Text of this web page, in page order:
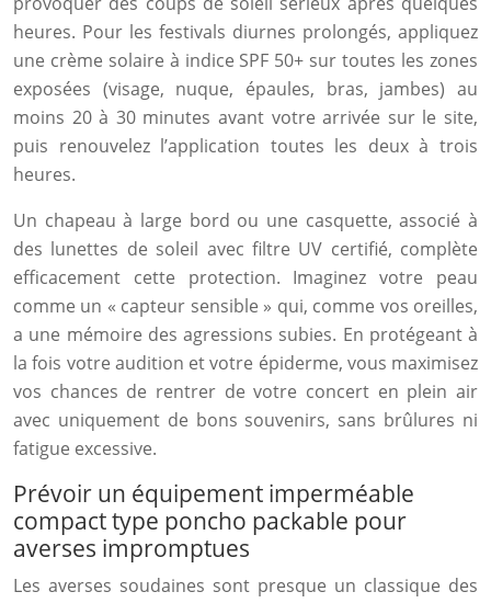
heures. Pour les festivals diurnes prolongés, appliquez
une crème solaire à indice SPF 50+ sur toutes les zones
exposées (visage, nuque, épaules, bras, jambes) au
moins 20 à 30 minutes avant votre arrivée sur le site,
puis renouvelez l’application toutes les deux à trois
heures.
Un chapeau à large bord ou une casquette, associé à
des lunettes de soleil avec filtre UV certifié, complète
efficacement cette protection. Imaginez votre peau
comme un « capteur sensible » qui, comme vos oreilles,
a une mémoire des agressions subies. En protégeant à
la fois votre audition et votre épiderme, vous maximisez
vos chances de rentrer de votre concert en plein air
avec uniquement de bons souvenirs, sans brûlures ni
fatigue excessive.
Prévoir un équipement imperméable
compact type poncho packable pour
averses impromptues
Les averses soudaines sont presque un classique des